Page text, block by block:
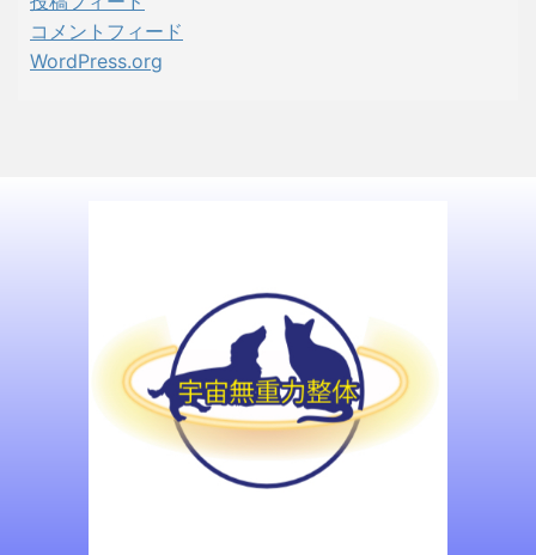
コメントフィード
WordPress.org